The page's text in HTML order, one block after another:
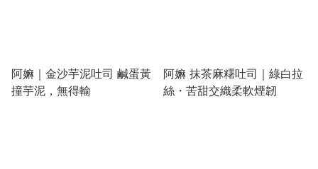
阿嫲｜金沙芋泥吐司 鹹蛋黃
撞芋泥，無得輸
阿嫲 抹茶麻糬吐司｜綠白拉
絲・苦甜交織柔軟煙韌